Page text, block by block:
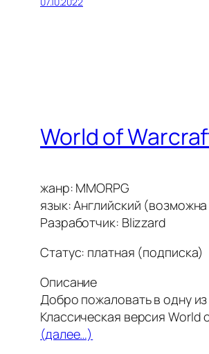
World of
жанр: MMORPG
язык: Английский
Разработчик: Blizzard
Статус: платная (подписка)
Описание
Добро пожаловать в одну
Классическая версия World
(далее…)